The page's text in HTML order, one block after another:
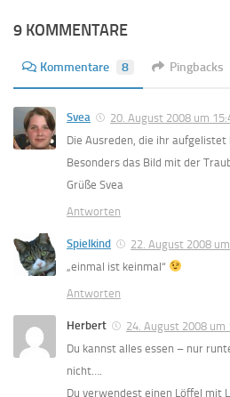
9 KOMMENTARE
Kommentare 8 Pingbacks
Svea
20. August 2008 um
Die Ausreden, die ihr
Besonders das Bild mit der
Grüße Svea
Antworten
Spielkind
22. August 2008
„einmal ist keinmal“
Antworten
Herbert
24. August 2008 um
Du kannst alles essen – nur
nicht….
Du verwendest einen Löffel mit